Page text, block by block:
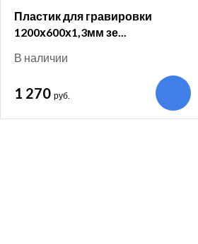
Пластик для гравировки
1200х600х1,3мм зе...
В наличии
1 270 руб.